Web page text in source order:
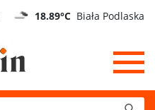
18.89°C Biała Podlaska